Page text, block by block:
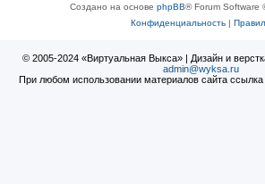
Создано на основе phpBB® Forum Software
Конфиденциальность|
© 2005-2024 «Виртуальная Выкса» | Дизайн и
admin@wyksa.ru
При любом использовании материалов сайта ссылка